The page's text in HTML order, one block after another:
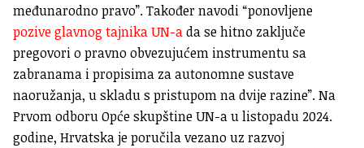
međunarodno pravo”. Također navodi “ponovljene
pozive glavnog tajnika UN-ada se hitno zaključe
pregovori o pravno obvezujućem instrumentu sa
zabranama i propisima za autonomne sustave
naoružanja, u skladu s pristupom na dvije razine”. Na
Prvom odboru Opće skupštine UN-a u listopadu 2024.
godine, Hrvatska je poručila vezano uz razvoj